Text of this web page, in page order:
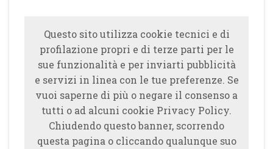
Questo sito utilizza cookie tecnici e di
profilazione propri e di terze parti per le
sue funzionalità e per inviarti pubblicità
e servizi in linea con le tue preferenze. Se
vuoi saperne di più o negare il consenso a
tutti o ad alcuni cookie Privacy Policy.
Chiudendo questo banner, scorrendo
questa pagina o cliccando qualunque suo